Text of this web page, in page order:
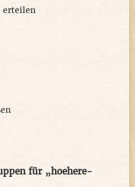
erteilen
für „hoehere-